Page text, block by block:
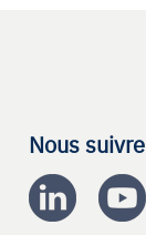
Nous suivre